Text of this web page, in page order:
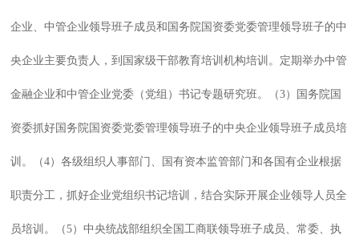
企业、中管企业领导班子成员和国务院国资委党委管理领导班子的中
央企业主要负责人，到国家级干部教育培训机构培训。定期举办中管
金融企业和中管企业党委（党组）书记专题研究班。（3）国务院国
资委抓好国务院国资委党委管理领导班子的中央企业领导班子成员培
训。（4）各级组织人事部门、国有资本监管部门和各国有企业根据
职责分工，抓好企业党组织书记培训，结合实际开展企业领导人员全
员培训。（5）中央统战部组织全国工商联领导班子成员、常委、执